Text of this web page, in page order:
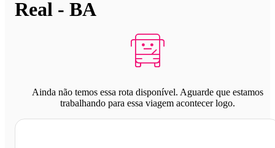
Real - BA
Ainda não temos essa rota disponível. Aguarde que estamos
trabalhando para essa viagem acontecer logo.